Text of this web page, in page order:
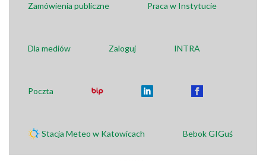
Zamówienia publiczne Praca w Instytucie
Dla mediów Zaloguj INTRA
Poczta
Stacja Meteo w Katowicach Bebok GIGuś